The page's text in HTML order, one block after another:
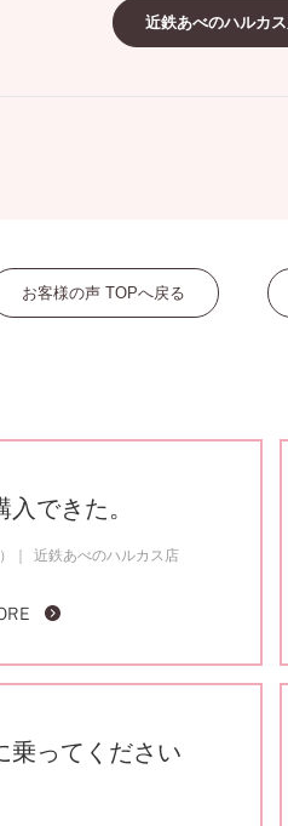
近鉄あべのハルカ
お客様の声 TOPへ戻る
できた。
近鉄あべのハルカス店
乗ってください